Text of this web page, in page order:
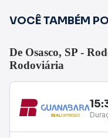
VOCÊ TAMBÉM
De Osasco, SP -
Rodoviária